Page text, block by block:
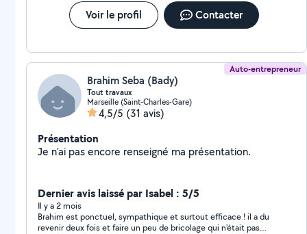
Voir le profil Contacter
Auto-entrepreneur
Brahim Seba (Bady)
Tout travaux
Marseille (Saint-Charles-Gare)
4,5/5 (31 avis)
Présentation
Je n'ai pas encore renseigné ma présentation.
Dernier avis laissé par Isabel : 5/5
Il y a 2 mois
Brahim est ponctuel, sympathique et surtout efficace ! il a du
revenir deux fois et faire un peu de bricolage qui n'était pas